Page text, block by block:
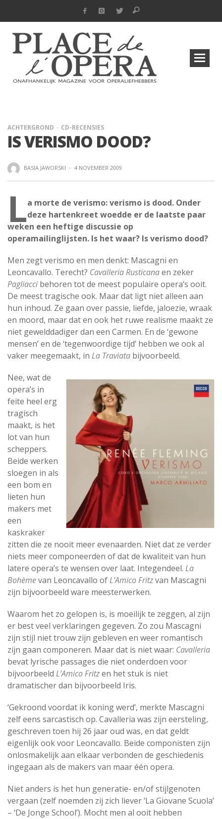
ACHTERGROND CD-RECENSIES
IS VERISMO DOOD?
BASIA JAWORSKI · 4 NOVEMBER 2009
La morte de verismo: verismo is dood. Onder
deze hartenkreet woedde er de laatste paar
weken een heftige discussie op
operamailinglijsten. Is het waar? Is verismo dood?
Men zegt verismo en men denkt: Mascagni en
Leoncavallo. Terecht? Cavalleria Rusticanaen zeker
Pagliacci behoren tot de meest populaire opera’s ooit.
De meest tragische ook. Maar dat ligt niet alleen aan
hun inhoud. Ze gaan over passie, liefde, jaloezie, wraak
en moord, maar dat en ook het ruwe realisme maakt ze
niet gewelddadiger dan een Carmen. En de ‘gewone
mensen’ en de ‘tegenwoordige tijd’ hebben we ook al
vaker meegemaakt, in La Traviata bijvoorbeeld.
Nee, wat de
opera’s in
feite heel erg
tragisch
maakt, is het
lot van hun
scheppers.
Beide werken
sloegen in als
een bom en
lieten hun
makers met
een
kaskraker
zitten die ze nooit meer evenaarden. Niet dat ze verder
niets meer componeerden of dat de kwaliteit van hun
latere opera’s te wensen over laat. Integendeel. La
Bohèmevan Leoncavallo ofL’Amico Fritzvan Mascagni
zijn bijvoorbeeld ware meesterwerken.
Waarom het zo gelopen is, is moeilijk te zeggen, al zijn
er best veel verklaringen gegeven. Zo zou Mascagni
zijn stijl niet trouw zijn gebleven en weer romantisch
zijn gaan componeren. Maar dat is niet waar: Cavalleria
bevat lyrische passages die niet onderdoen voor
bijvoorbeeld L’Amico Fritzen het stuk is niet
dramatischer dan bijvoorbeeld Iris.
‘Gekroond voordat ik koning werd’, merkte Mascagni
zelf eens sarcastisch op. Cavalleria was zijn eersteling,
geschreven toen hij 26 jaar oud was, en dat geldt
eigenlijk ook voor Leoncavallo. Beide componisten zijn
onlosmakelijk aan elkaar verbonden de geschiedenis
ingegaan als de makers van maar één opera.
Niet anders is het hun generatie- en/of stijlgenoten
vergaan (zelf noemden zij zich liever ‘La Giovane Scuola’
– ‘De Jonge School’). Mocht men al ooit hebben